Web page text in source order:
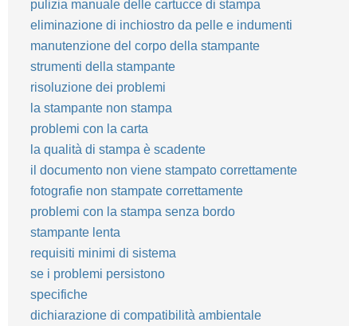
pulizia manuale delle cartucce di stampa
eliminazione di inchiostro da pelle e indumenti
manutenzione del corpo della stampante
strumenti della stampante
risoluzione dei problemi
la stampante non stampa
problemi con la carta
la qualità di stampa è scadente
il documento non viene stampato correttamente
fotografie non stampate correttamente
problemi con la stampa senza bordo
stampante lenta
requisiti minimi di sistema
se i problemi persistono
specifiche
dichiarazione di compatibilità ambientale